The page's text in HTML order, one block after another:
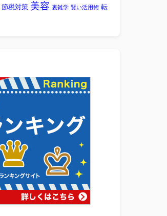
節税対策 美容 裏雑学 賢い活用術 転